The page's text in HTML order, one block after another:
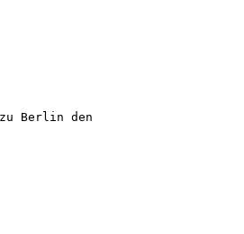
Berlin den